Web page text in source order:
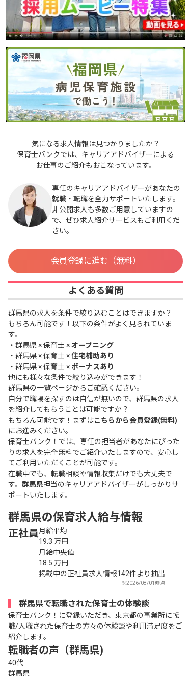
気になる求人情報は見つかりましたか？
保育士バンクでは、キャリアアドバイザーによる
お仕事のご紹介もおこなっています。
専任のキャリアアドバイザーがあなたの
就職・転職を全力サポートいたします。
非公開求人も多数ご用意していますの
で、ぜひ求人紹介サービスもご利用くだ
さい。
会員登録に進む（無料）
よくある質問
群馬県の求人を条件で絞り込むことはできますか？
もちろん可能です！以下の条件がよく見られていま
す。
・ 群馬県 × 保育士 ×オープニング
・ 群馬県 × 保育士 ×住宅補助あり
・ 群馬県 × 保育士 ×ボーナスあり
他にも様々な条件で絞り込みができます！
群馬県の一覧ページからご確認ください。
自分で職場を探すのは自信が無いので、群馬県の求人
を紹介してもらうことは可能ですか？
もちろん可能です！まずはこちらから会員登録(無料)
にお進みください。
保育士バンク！では、専任の担当者があなたにぴった
りの求人を完全無料でご紹介いたしますので、安心し
てご利用いただくことが可能です。
在職中でも、転職相談や情報収集だけでも大丈夫で
す。 群馬県担当のキャリアアドバイザーがしっかりサ
ポートいたします。
群馬県の保育求人給与情報
正社員月給平均
19.3 万円
月給中央値
18.5 万円
掲載中の正社員求人情報142件より抽出
※2026/08/01時点
群馬県で転職された保育士の体験談
保育士バンク！に登録いただき、東京都の事業所に転
職/入職された保育士の方々の体験談や利用満足度をご
紹介します。
転職者の声（群馬県)
40代
群馬県